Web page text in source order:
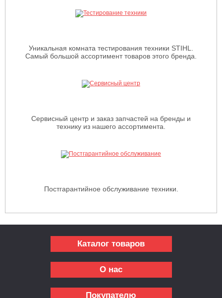
Уникальная комната тестирования техники STIHL.
Самый большой ассортимент товаров этого бренда.
Сервисный центр и заказ запчастей на бренды и
технику из нашего ассортимента.
Постгарантийное обслуживание техники.
Каталог товаров
О нас
Покупателю